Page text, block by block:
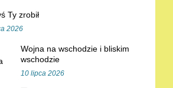
Ty zrobił
2026
Wojna na wschodzie i bliskim
wschodzie
10 lipca 2026